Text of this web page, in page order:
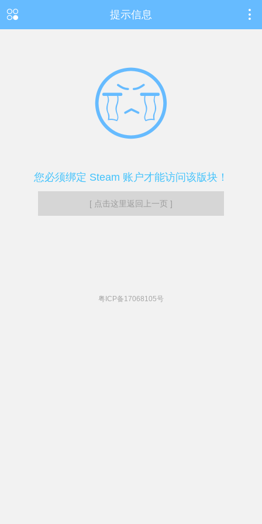
提示信息
您必须绑定 Steam 账户才能访问该版块！
[ 点击这里返回上一页 ]
粤ICP备17068105号